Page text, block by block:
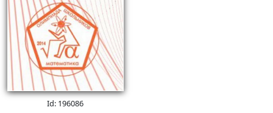
Id: 196086